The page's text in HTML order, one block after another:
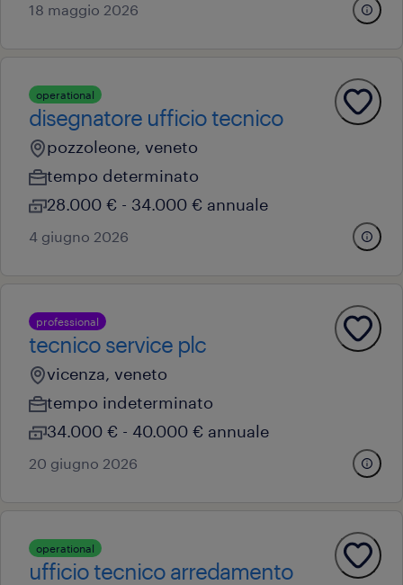
18 maggio 2026
operational
disegnatore ufficio tecnico
pozzoleone, veneto
tempo determinato
28.000 € - 34.000 € annuale
4 giugno 2026
professional
tecnico service plc
vicenza, veneto
tempo indeterminato
34.000 € - 40.000 € annuale
20 giugno 2026
operational
ufficio tecnico arredamento